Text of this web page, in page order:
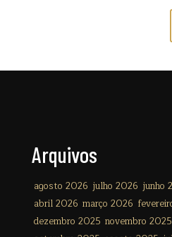
Arquivos
agosto 2026 julho 2026 junho
abril 2026 março 2026
dezembro 2025 novembro 2025